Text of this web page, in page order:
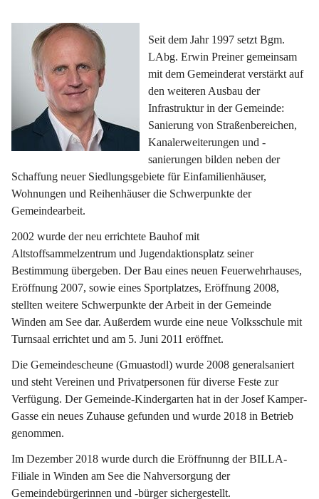
Seit dem Jahr 1997 setzt Bgm.
LAbg. Erwin Preiner gemeinsam
mit dem Gemeinderat verstärkt auf
den weiteren Ausbau der
Infrastruktur in der Gemeinde:
Sanierung von Straßenbereichen,
Kanalerweiterungen und -
sanierungen bilden neben der
Schaffung neuer Siedlungsgebiete für Einfamilienhäuser,
Wohnungen und Reihenhäuser die Schwerpunkte der
Gemeindearbeit.
2002 wurde der neu errichtete Bauhof mit
Altstoffsammelzentrum und Jugendaktionsplatz seiner
Bestimmung übergeben. Der Bau eines neuen Feuerwehrhauses,
Eröffnung 2007, sowie eines Sportplatzes, Eröffnung 2008,
stellten weitere Schwerpunkte der Arbeit in der Gemeinde
Winden am See dar. Außerdem wurde eine neue Volksschule mit
Turnsaal errichtet und am 5. Juni 2011 eröffnet.
Die Gemeindescheune (Gmuastodl) wurde 2008 generalsaniert
und steht Vereinen und Privatpersonen für diverse Feste zur
Verfügung. Der Gemeinde-Kindergarten hat in der Josef Kamper-
Gasse ein neues Zuhause gefunden und wurde 2018 in Betrieb
genommen.
Im Dezember 2018 wurde durch die Eröffnunng der BILLA-
Filiale in Winden am See die Nahversorgung der
Gemeindebürgerinnen und -bürger sichergestellt.